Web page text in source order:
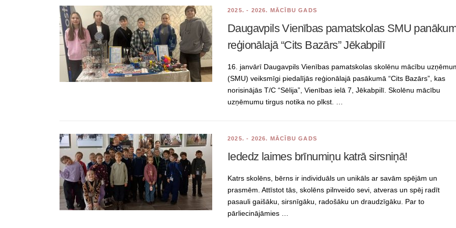
2025. - 2026. MĀCĪBU GADS
Daugavpils Vienības pamatskolas SMU
reģionālajā “Cits Bazārs” Jēkabpilī
16. janvārī Daugavpils Vienības pamatskolas skolēnu mācību
(SMU) veiksmīgi piedalījās reģionālajā pasākumā “Cits Bazārs”, kas
norisinājās T/C “Sēlija”, Vienības ielā 7, Jēkabpilī. Skolēnu mācību
uzņēmumu tirgus notika no plkst. …
2025. - 2026. MĀCĪBU GADS
Iededz laimes brīnumiņu katrā sirsniņā!
Katrs skolēns, bērns ir individuāls un unikāls ar savām spējām un
prasmēm. Attīstot tās, skolēns pilnveido sevi, atveras un spēj radīt
pasauli gaišāku, sirsnīgāku, radošāku un draudzīgāku. Par to
pārliecinājāmies …